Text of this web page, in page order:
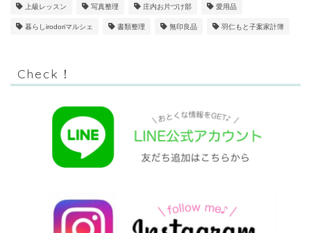
上級レッスン 写真整理 庄内お片づけ部 愛用品
暮らしirodoriマルシェ 書類整理 無印良品 羽仁もと子案家計簿
Check！